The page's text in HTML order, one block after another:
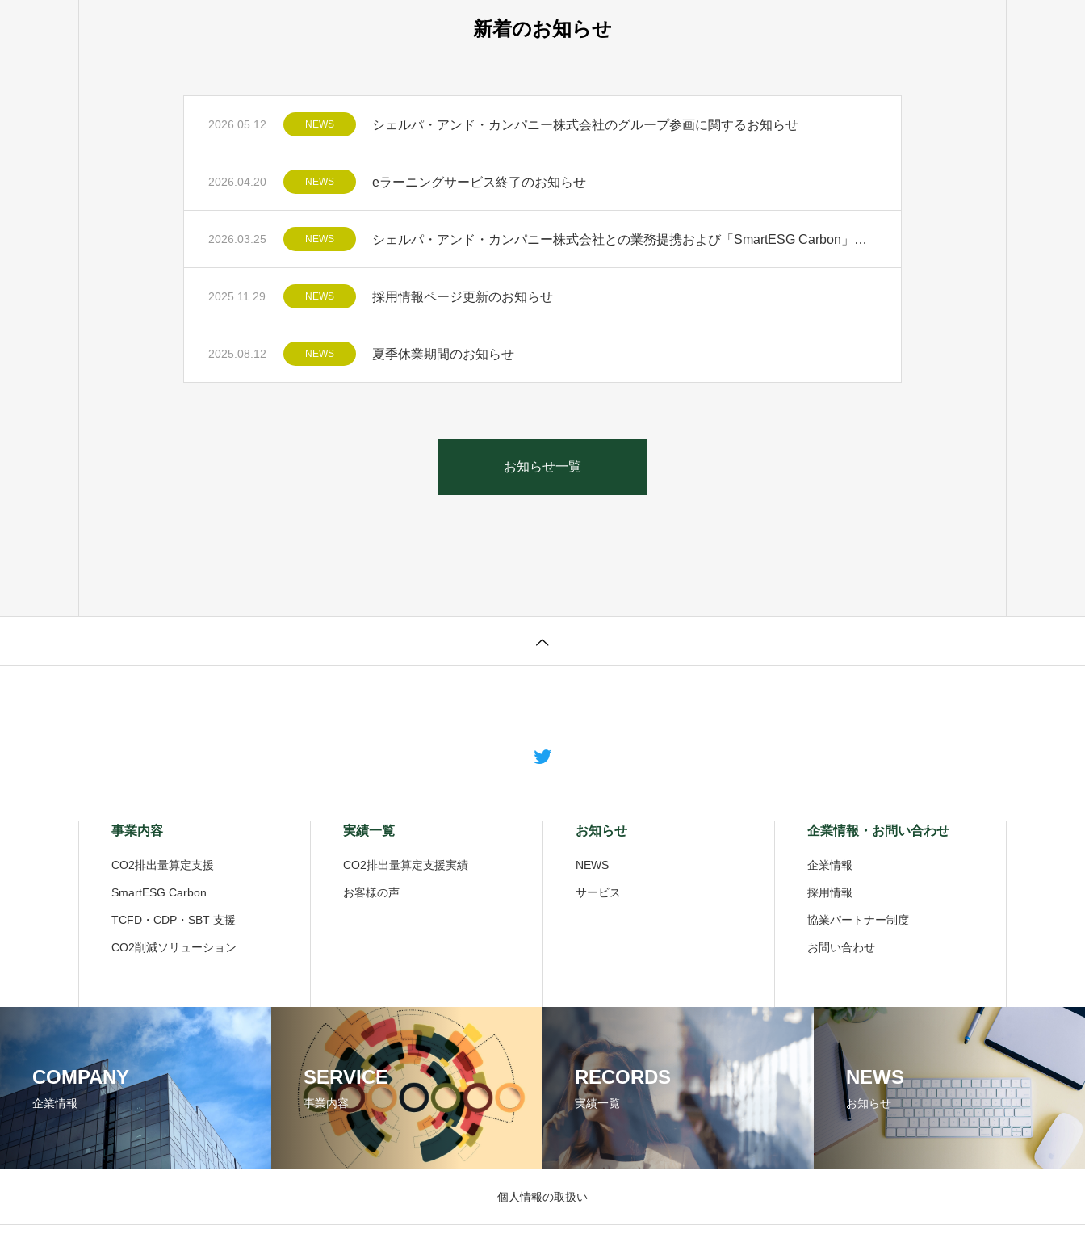
新着のお知らせ
2026.05.12 NEWS シェルパ・アンド・カンパニー株式会社のグループ参画に関するお知らせ
2026.04.20 NEWS eラーニングサービス終了のお知らせ
2026.03.25 NEWS シェルパ・アンド・カンパニー株式会社との業務提携および「SmartESG Carbon」提供開始のお知らせ
2025.11.29 NEWS 採用情報ページ更新のお知らせ
2025.08.12 NEWS 夏季休業期間のお知らせ
お知らせ一覧
事業内容
CO2排出量算定支援
SmartESG Carbon
TCFD・CDP・SBT 支援
CO2削減ソリューション
実績一覧
CO2排出量算定支援実績
お客様の声
お知らせ
NEWS
サービス
企業情報・お問い合わせ
企業情報
採用情報
協業パートナー制度
お問い合わせ
COMPANY
企業情報
SERVICE
事業内容
RECORDS
実績一覧
NEWS
お知らせ
個人情報の取扱い